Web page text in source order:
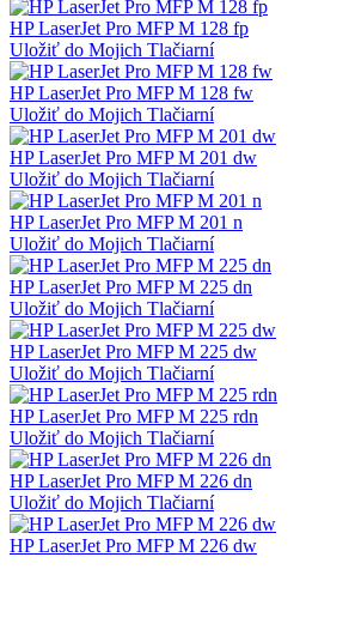
HP LaserJet Pro MFP M 128 fp
Uložiť do Mojich Tlačiarní
HP LaserJet Pro MFP M 128 fw
Uložiť do Mojich Tlačiarní
HP LaserJet Pro MFP M 201 dw
Uložiť do Mojich Tlačiarní
HP LaserJet Pro MFP M 201 n
Uložiť do Mojich Tlačiarní
HP LaserJet Pro MFP M 225 dn
Uložiť do Mojich Tlačiarní
HP LaserJet Pro MFP M 225 dw
Uložiť do Mojich Tlačiarní
HP LaserJet Pro MFP M 225 rdn
Uložiť do Mojich Tlačiarní
HP LaserJet Pro MFP M 226 dn
Uložiť do Mojich Tlačiarní
HP LaserJet Pro MFP M 226 dw